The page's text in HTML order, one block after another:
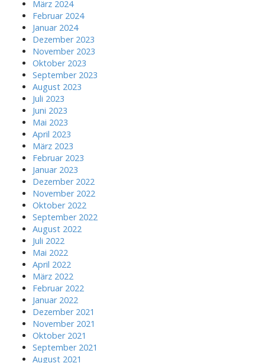
März 2024
Februar 2024
Januar 2024
Dezember 2023
November 2023
Oktober 2023
September 2023
August 2023
Juli 2023
Juni 2023
Mai 2023
April 2023
März 2023
Februar 2023
Januar 2023
Dezember 2022
November 2022
Oktober 2022
September 2022
August 2022
Juli 2022
Mai 2022
April 2022
März 2022
Februar 2022
Januar 2022
Dezember 2021
November 2021
Oktober 2021
September 2021
August 2021